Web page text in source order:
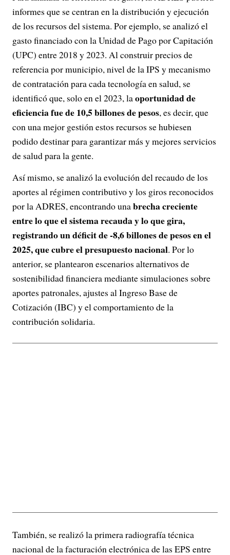
informes que se centran en la distribución y ejecución
de los recursos del sistema. Por ejemplo, se analizó el
gasto financiado con la Unidad de Pago por Capitación
(UPC) entre 2018 y 2023. Al construir precios de
referencia por municipio, nivel de la IPS y mecanismo
de contratación para cada tecnología en salud, se
identificó que, solo en el 2023, laoportunidad de
eficiencia fue de 10,5 billones de pesos, es decir, que
con una mejor gestión estos recursos se hubiesen
podido destinar para garantizar más y mejores servicios
de salud para la gente.
Así mismo, se analizó la evolución del recaudo de los
aportes al régimen contributivo y los giros reconocidos
por la ADRES, encontrando unabrecha creciente
entre lo que el sistema recauda y lo que gira,
registrando un déficit de -8,6 billones de pesos en el
2025, que cubre el presupuesto nacional. Por lo
anterior, se plantearon escenarios alternativos de
sostenibilidad financiera mediante simulaciones sobre
aportes patronales, ajustes al Ingreso Base de
Cotización (IBC) y el comportamiento de la
contribución solidaria.
También, se realizó la primera radiografía técnica
nacional de la facturación electrónica de las EPS entre